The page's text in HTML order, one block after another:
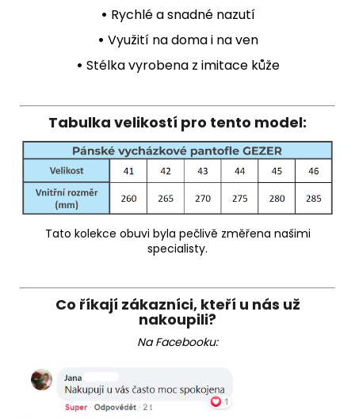
• Rychlé a snadné nazutí
• Využití na doma i na ven
• Stélka vyrobena z imitace kůže
Tabulka velikostí pro tento model:
Tato kolekce obuvi byla pečlivě změřena našimi
specialisty.
Co říkají zákazníci, kteří u nás už
nakoupili?
Na Facebooku: